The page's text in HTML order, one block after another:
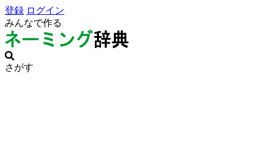
登録 ログイン
みんなで作る
さがす